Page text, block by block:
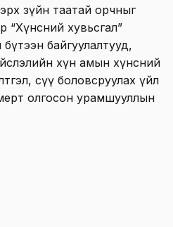
зүйн таатай орчныг
“Хүнсний хувьсгал”
бүтээн байгуулалтууд,
хүн амын хүнсний
сүү боловсруулах үйл
олгосон урамшууллын